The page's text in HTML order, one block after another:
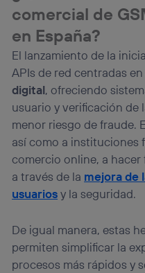
comercial de
en España?
El lanzamiento de la
APIs de red centradas en
digital, ofreciendo
usuario y verificación de
menor riesgo de fraude.
así como a instituciones
comercio online, a
a través de la mejora de
usuariosy la seguridad.
De igual manera, estas
permiten simplificar la
procesos más rápidos y
“Administrar Utiq” en la
visitando el portal de
(“consenthub”)
política de privacidad